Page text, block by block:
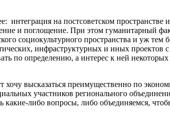
интеграция на постсоветском
и поглощение. При этом гуманитарный
социокультурного пространства и уж
инфраструктурных и иных проектов
по определению, а интерес к ней
хочу высказаться преимущественно по
участников регионального
какие-либо вопросы, либо объединяемся,